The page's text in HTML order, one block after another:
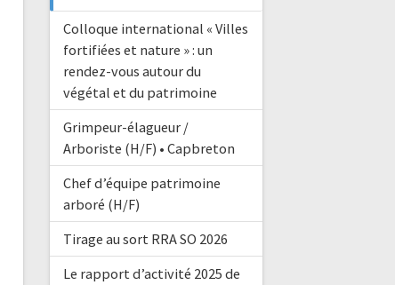
Colloque international « Villes
fortifiées et nature » : un
rendez-vous autour du
végétal et du patrimoine
Grimpeur-élagueur /
Arboriste (H/F) • Capbreton
Chef d’équipe patrimoine
arboré (H/F)
Tirage au sort RRA SO 2026
Le rapport d’activité 2025 de